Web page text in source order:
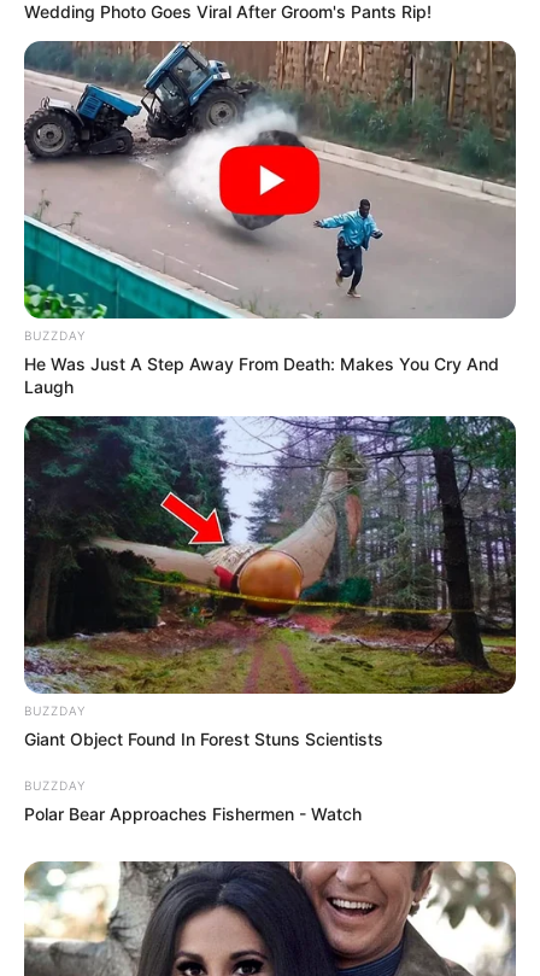
Wedding Photo Goes Viral After Groom's Pants Rip!
BUZZDAY
He Was Just A Step Away From Death: Makes You Cry And
Laugh
BUZZDAY
Giant Object Found In Forest Stuns Scientists
BUZZDAY
Polar Bear Approaches Fishermen - Watch